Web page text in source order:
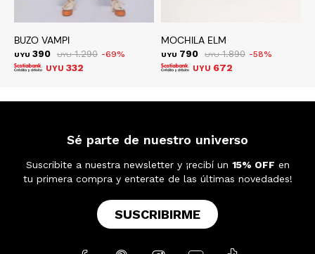
BUZO VAMPI
UYU 390 UYU 1.290 69
UYU 332
MOCHILA ELM
UYU 790 UYU 1.890 58
UYU 672
Sé parte de nuestro universo
Suscribite a nuestra newsletter y ¡recibí un 15% OFF en
tu primera compra y enterate de las últimas novedades!
SUSCRIBIRME